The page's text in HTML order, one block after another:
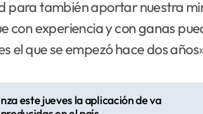
para también aportar nuestra
con experiencia y con ganas
el que se empezó hace dos
este jueves la aplicación de va